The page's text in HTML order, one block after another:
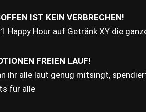
IST KEIN VERBRECHEN!
Happy Hour auf Getränk XY die
FREIEN LAUF!
ihr alle laut genug mitsingt,
für alle